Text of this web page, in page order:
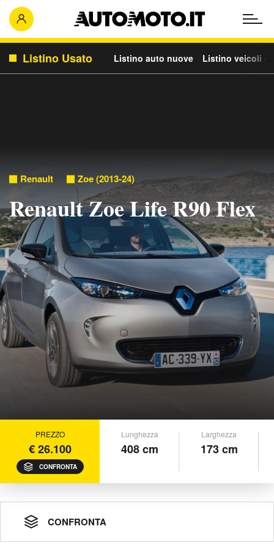
Listino Usato Listino auto nuove Listino veicoli
Renault Zoe (2013-24)
Renault Zoe Life R90 Flex
PREZZO
€ 26.100
CONFRONTA
Lunghezza
408 cm
Larghezza
173 cm
CONFRONTA